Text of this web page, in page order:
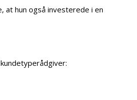
at hun også investerede i en